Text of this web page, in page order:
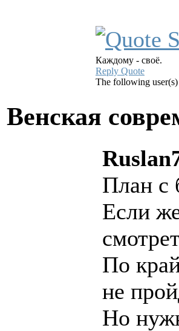
Каждому - своё.
Reply Quote
The following
Венская
План с
Если
По
не
Но